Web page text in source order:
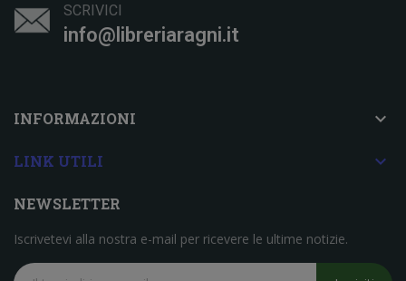
SCRIVICI
info@libreriaragni.it
INFORMAZIONI 
LINK UTILI 
NEWSLETTER
Iscrivetevi alla nostra e-mail per ricevere le ultime notizie.